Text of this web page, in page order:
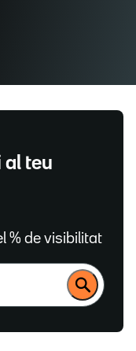
al teu
% de visibilitat